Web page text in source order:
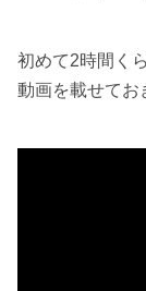
初めて2時間く
動画を載せてお